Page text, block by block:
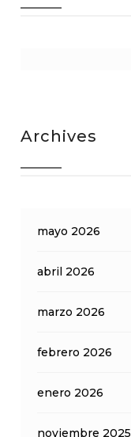
Archives
mayo 2026
abril 2026
marzo 2026
febrero 2026
enero 2026
noviembre 2025